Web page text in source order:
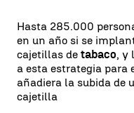
Hasta 285.000
en un año si se
cajetillas de tabaco, y
a esta estrategia para
añadiera la subida de
cajetilla